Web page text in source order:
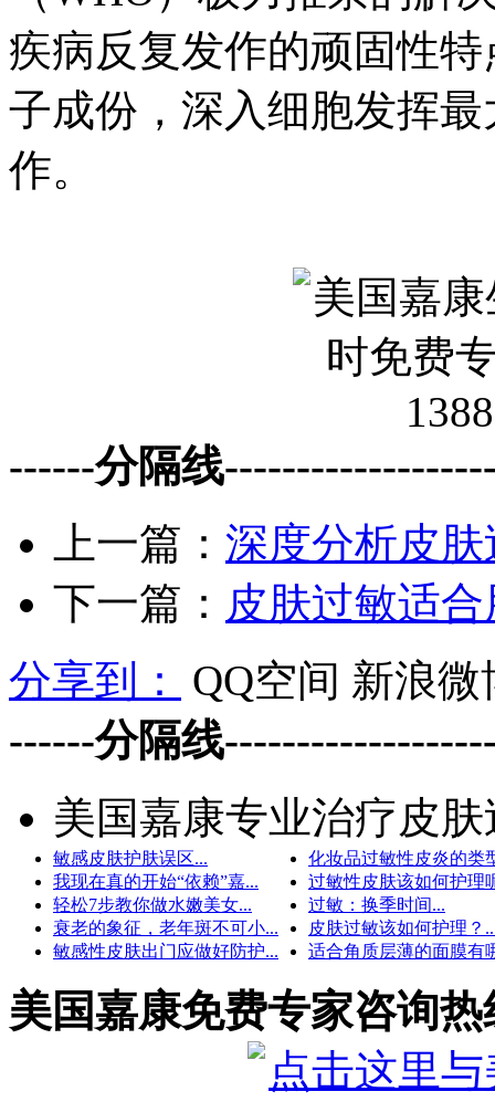
疾病反复发作的顽固性
子成份，深入细胞发挥
作。
------分隔线
上一篇： 深度分析皮
下一篇： 皮肤过敏适
分享到：
QQ空间 新浪微
------分隔线
美国嘉康专业治疗皮
敏感皮肤护肤误区...
化妆品过敏性皮炎的类
我现在真的开始“依赖”嘉...
过敏性皮肤该如何护理
轻松7步教你做水嫩美女...
过敏：换季时间...
衰老的象征，老年斑不可小...
皮肤过敏该如何护理？
敏感性皮肤出门应做好防护...
适合角质层薄的面膜有
美国嘉康免费专家咨询热